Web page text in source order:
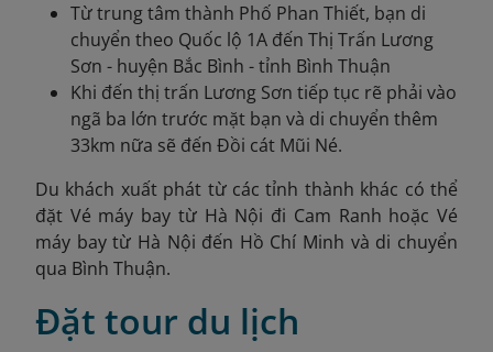
Từ trung tâm thành Phố Phan Thiết, bạn di
chuyển theo Quốc lộ 1A đến Thị Trấn Lương
Sơn - huyện Bắc Bình - tỉnh Bình Thuận
Khi đến thị trấn Lương Sơn tiếp tục rẽ phải vào
ngã ba lớn trước mặt bạn và di chuyển thêm
33km nữa sẽ đến Đồi cát Mũi Né.
Du khách xuất phát từ các tỉnh thành khác có thể
đặt Vé máy bay từ Hà Nội đi Cam Ranh hoặc Vé
máy bay từ Hà Nội đến Hồ Chí Minh và di chuyển
qua Bình Thuận.
Đặt tour du lịch